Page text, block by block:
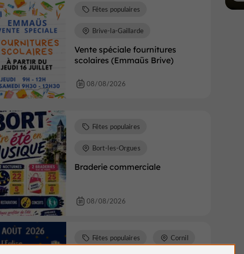
Vente spéciale fournitures
scolaires (Emmaüs Brive)
Fêtes populaires
Brive-la-Gaillarde
08/08/2026
Braderie commerciale
Fêtes populaires
Bort-les-Orgues
08/08/2026
Fêtes populaires Cornil